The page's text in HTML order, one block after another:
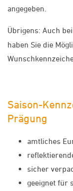
angegeben.
Übrigens: Auch
haben Sie die
Saison-
Prägung
amtliches
sicher
geeignet für